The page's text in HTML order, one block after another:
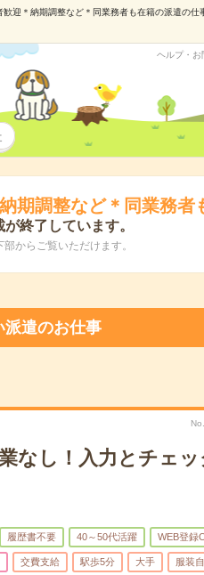
迎＊納期調整など＊同業務者も在籍の派遣の仕
ヘルプ・お
期調整など＊同業務者
終了しています。
からご覧いただけます。
派遣のお仕事
なし！入力とチェ
履歴書不要 40～50代活躍 WEB登録
交費支給 駅歩5分 大手 服装